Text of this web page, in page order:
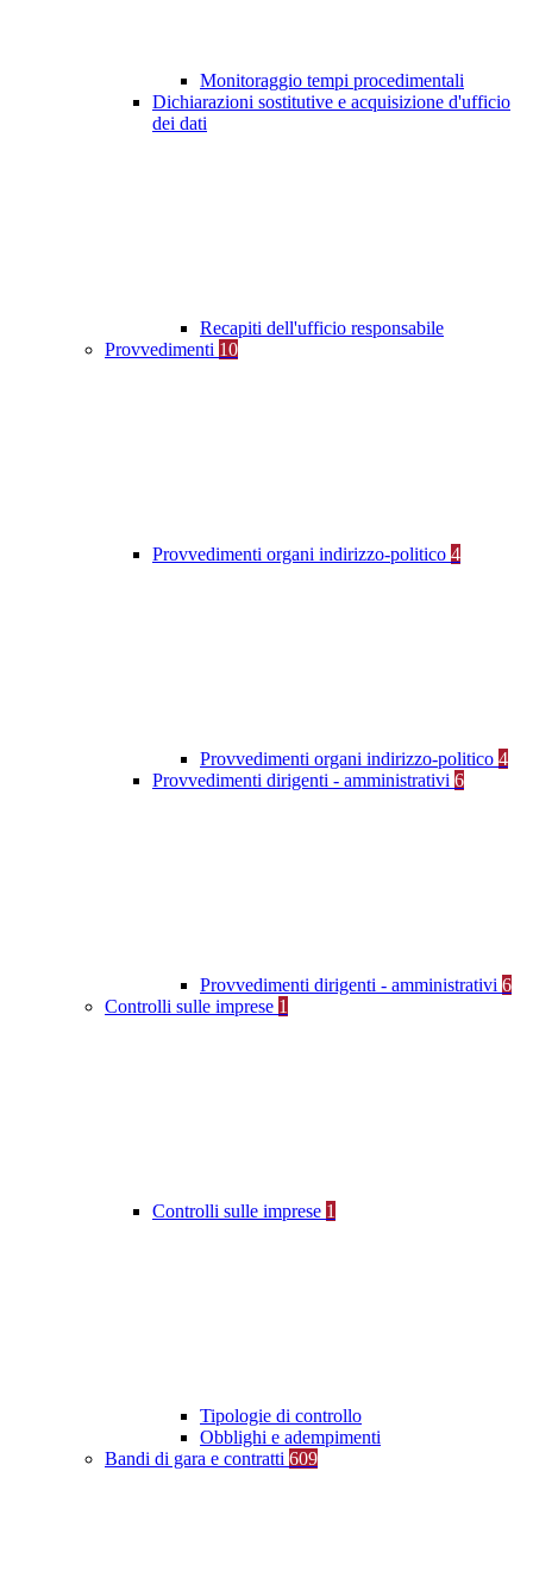
Monitoraggio tempi procedimentali
Dichiarazioni sostitutive e acquisizione d'ufficio
dei dati
Recapiti dell'ufficio responsabile
Provvedimenti 10
Provvedimenti organi indirizzo-politico 4
Provvedimenti organi indirizzo-politico 4
Provvedimenti dirigenti - amministrativi 6
Provvedimenti dirigenti - amministrativi 6
Controlli sulle imprese 1
Controlli sulle imprese 1
Tipologie di controllo
Obblighi e adempimenti
Bandi di gara e contratti 609